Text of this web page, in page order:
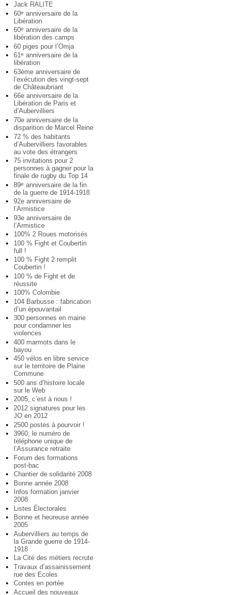
Jack RALITE
60e anniversaire de la
Libération
60e anniversaire de la
libération des camps
60 piges pour l’Omja
61e anniversaire de la
libération
63ème anniversaire de
l’exécution des vingt-sept
de Châteaubriant
66e anniversaire de la
Libération de Paris et
d’Aubervilliers
70e anniversaire de la
disparition de Marcel Reine
72 % des habitants
d’Aubervilliers favorables
au vote des étrangers
75 invitations pour 2
personnes à gagner pour la
finale de rugby du Top 14
89e anniversaire de la fin
de la guerre de 1914-1918
92e anniversaire de
l’Armistice
93e anniversaire de
l’Armistice
100% 2 Roues motorisés
100 % Fight et Coubertin
full !
100 % Fight 2 remplit
Coubertin !
100 % de Fight et de
réussite
100% Colombie
104 Barbusse : fabrication
d’un épouvantail
300 personnes en mairie
pour condamner les
violences
400 marmots dans le
bayou
450 vélos en libre service
sur le territoire de Plaine
Commune
500 ans d’histoire locale
sur le Web
2005, c’est à nous !
2012 signatures pour les
JO en 2012
2500 postes à pourvoir !
3960, le numéro de
téléphone unique de
l’Assurance retraite
Forum des formations
post-bac
Chantier de solidarité 2008
Bonne année 2008
Infos formation janvier
2008
Listes Électorales
Bonne et heureuse année
2005
Aubervilliers au temps de
la Grande guerre de 1914-
1918
La Cité des métiers recrute
Travaux d’assainissement
rue des Ecoles
Contes en portée
Accueil des nouveaux